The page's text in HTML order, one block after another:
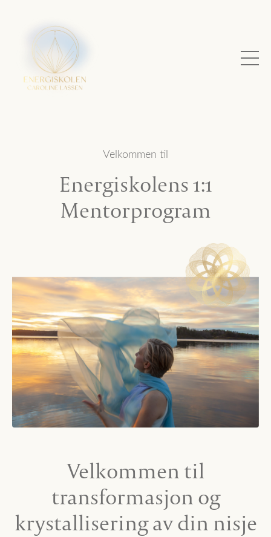
Velkommen til
Energiskolens 1:1
Mentorprogram
Velkommen til
transformasjon og
krystallisering av din nisje